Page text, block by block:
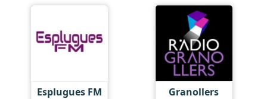
Esplugues FM Granollers